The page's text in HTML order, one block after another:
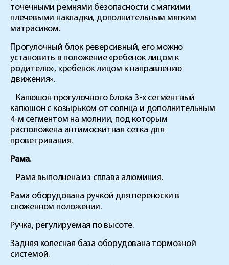
точечными ремнями безопасности с мягкими
плечевыми накладки, дополнительным мягким
матрасиком.
Прогулочный блок реверсивный, его можно
установить в положение «ребенок лицом к
родителю», «ребенок лицом к направлению
движения».
Капюшон прогулочного блока 3-х сегментный
капюшон с козырьком от солнца и дополнительным
4-м сегментом на молнии, под которым
расположена антимоскитная сетка для
проветривания.
Рама.
Рама выполнена из сплава алюминия.
Рама оборудована ручкой для переноски в
сложенном положении.
Ручка, регулируемая по высоте.
Задняя колесная база оборудована тормозной
системой.